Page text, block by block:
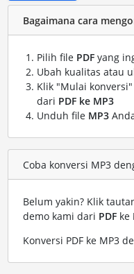
Bagaimana cara
Pilih file PDFyang
Ubah kualitas atau
Klik "Mulai
dari PDF ke MP3
Unduh file MP3
Coba konversi MP3
Belum yakin? Klik
demo kami dari PDFke
Konversi PDF ke MP3